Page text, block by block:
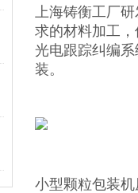
上海铸衡工厂
求的材料加工
光电跟踪纠编
装。
小型颗粒包装